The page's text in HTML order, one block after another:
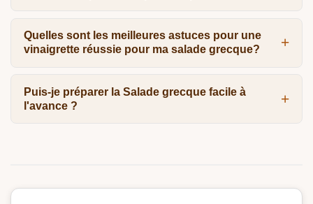
Quelles sont les meilleures astuces pour une
vinaigrette réussie pour ma salade grecque?
Puis-je préparer la Salade grecque facile à
l'avance ?